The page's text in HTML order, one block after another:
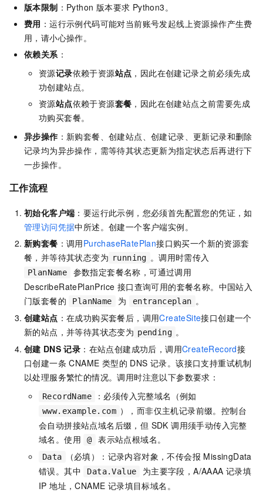
版本限制 ：Python 版本要求 Python3。
费用 ：运行示例代码可能对当前账号发起线上资源操作产生费
用，请小心操作。
依赖关系 ：
资源记录依赖于资源站点 ，因此在创建记录之前必须先成
功创建站点。
资源站点依赖于资源套餐 ，因此在创建站点之前需要先成
功购买套餐。
异步操作 ：新购套餐、创建站点、创建记录、更新记录和删除
记录均为异步操作，需等待其状态更新为指定状态后再进行下
一步操作。
工作流程
初始化客户端 ：要运行此示例，您必须首先配置您的凭证，如
管理访问凭据中所述。创建一个客户端实例。
新购套餐 ：调用PurchaseRatePlan接口购买一个新的资源套
餐，并等待其状态变为 running 。调用时需传入
PlanName
参数指定套餐名称，可通过调用
DescribeRatePlanPrice 接口查询可用的套餐名称。 中国站入
门版套餐的
PlanName 为 entranceplan 。
创建站点 ：在成功购买套餐后，调用CreateSite接口创建一个
新的站点，并等待其状态变为 pending 。
创建 DNS 记录 ：在站点创建成功后，调用CreateRecord接
口创建一条 CNAME 类型的 DNS 记录。该接口支持重试机制
以处理服务繁忙的情况。调用时注意以下参数要求：
RecordName ：必须传入完整域名（例如
www.example.com ），而非仅主机记录前缀。控制台
会自动拼接站点域名后缀，但 SDK 调用须手动传入完整
域名。使用
@ 表示站点根域名。
Data
（必填）：记录内容对象，不传会报 MissingData
错误。其中
Data.Value
为主要字段，A/AAAA 记录填
IP 地址，CNAME 记录填目标域名。